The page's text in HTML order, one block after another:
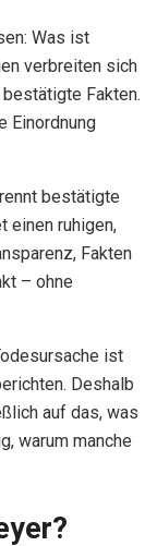
Was ist
verbreiten sich
Fakten.
Einordnung
bestätigte
einen ruhigen,
Fakten
– ohne
ist
Deshalb
auf das, was
warum manche